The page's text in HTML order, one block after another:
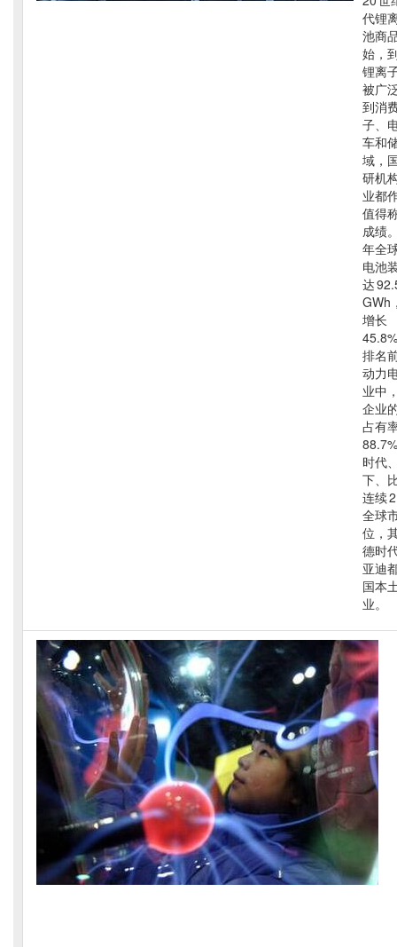
代锂
池商
始，
锂离
被广
到消
子、
车和
域，
研机
业都
值得
成绩
年全
电池
达
GWh
增长
排名
动力
业中
企业
占有
时代
下、
连续
全球
位，
德时
亚迪
国本
业。